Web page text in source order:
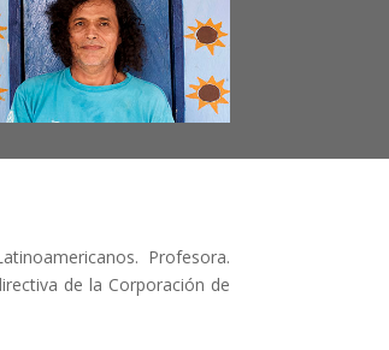
Profesora.
de la Corporación de